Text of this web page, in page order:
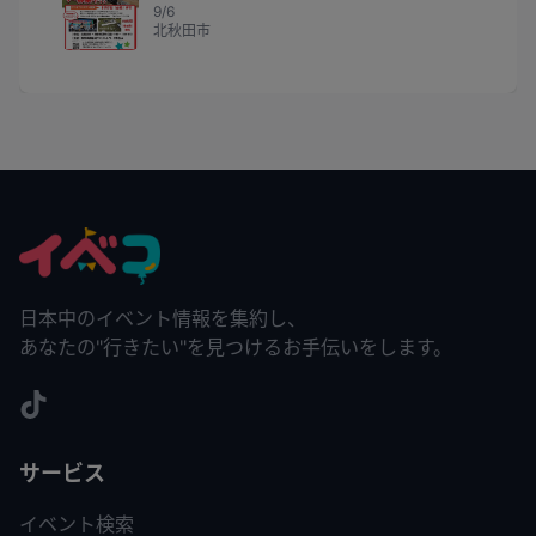
9/6
北秋田市
日本中のイベント情報を集約し、
あなたの"行きたい"を見つけるお手伝いをします。
サービス
イベント検索